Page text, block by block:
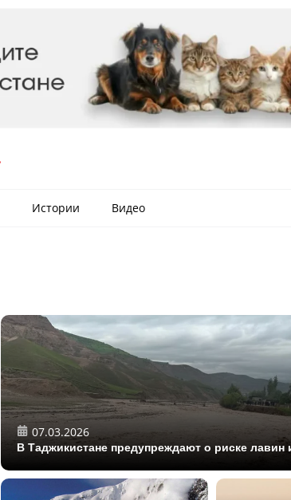
Истории Видео
07.03.2026
В Таджикистане предупреждают о риске лавин